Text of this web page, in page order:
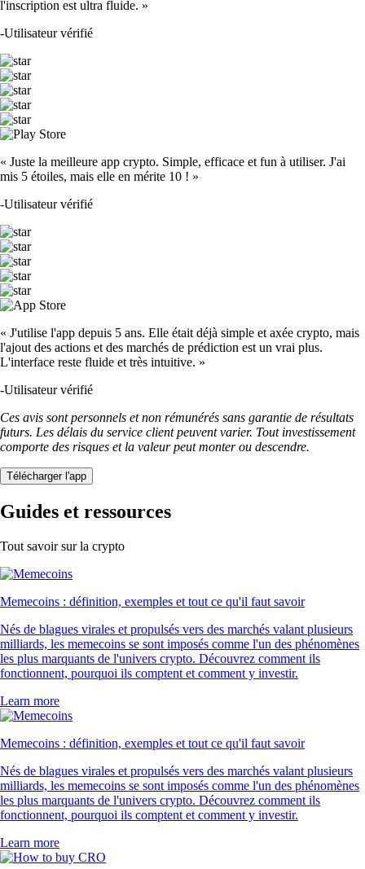
l'inscription est ultra fluide. »
-Utilisateur vérifié
« Juste la meilleure app crypto. Simple, efficace et fun à utiliser. J'ai
mis 5 étoiles, mais elle en mérite 10 ! »
-Utilisateur vérifié
« J'utilise l'app depuis 5 ans. Elle était déjà simple et axée crypto, mais
l'ajout des actions et des marchés de prédiction est un vrai plus.
L'interface reste fluide et très intuitive. »
-Utilisateur vérifié
Ces avis sont personnels et non rémunérés sans garantie de résultats
futurs. Les délais du service client peuvent varier. Tout investissement
comporte des risques et la valeur peut monter ou descendre.
Télécharger l'app
Guides et ressources
Tout savoir sur la crypto
Memecoins : définition, exemples et tout ce qu'il faut savoir
Nés de blagues virales et propulsés vers des marchés valant plusieurs
milliards, les memecoins se sont imposés comme l'un des phénomènes
les plus marquants de l'univers crypto. Découvrez comment ils
fonctionnent, pourquoi ils comptent et comment y investir.
Learn more
Memecoins : définition, exemples et tout ce qu'il faut savoir
Nés de blagues virales et propulsés vers des marchés valant plusieurs
milliards, les memecoins se sont imposés comme l'un des phénomènes
les plus marquants de l'univers crypto. Découvrez comment ils
fonctionnent, pourquoi ils comptent et comment y investir.
Learn more